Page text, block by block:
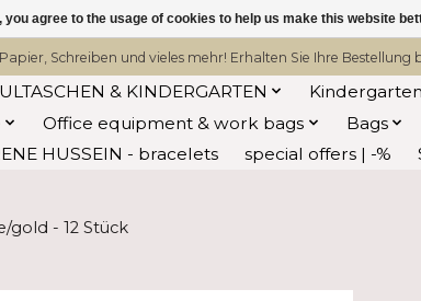
Schreiben und vieles mehr! Erhalten Sie Ihre Bestellung
& KINDERGARTEN
Office equipment & work bags Bags
HUSSEIN - bracelets special offers | -%
gold - 12 Stück
you agree to the usage of cookies to help us make this website